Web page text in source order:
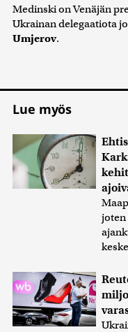
Medinski on Venäjän
Ukrainan delegaatiota
Umjerov.
Lue myös
joten